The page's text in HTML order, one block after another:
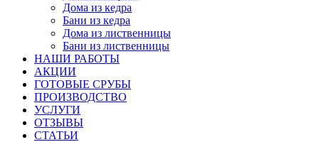
Дома из кедра
Бани из кедра
Дома из лиственницы
Бани из лиственницы
НАШИ РАБОТЫ
АКЦИИ
ГОТОВЫЕ СРУБЫ
ПРОИЗВОДСТВО
УСЛУГИ
ОТЗЫВЫ
СТАТЬИ